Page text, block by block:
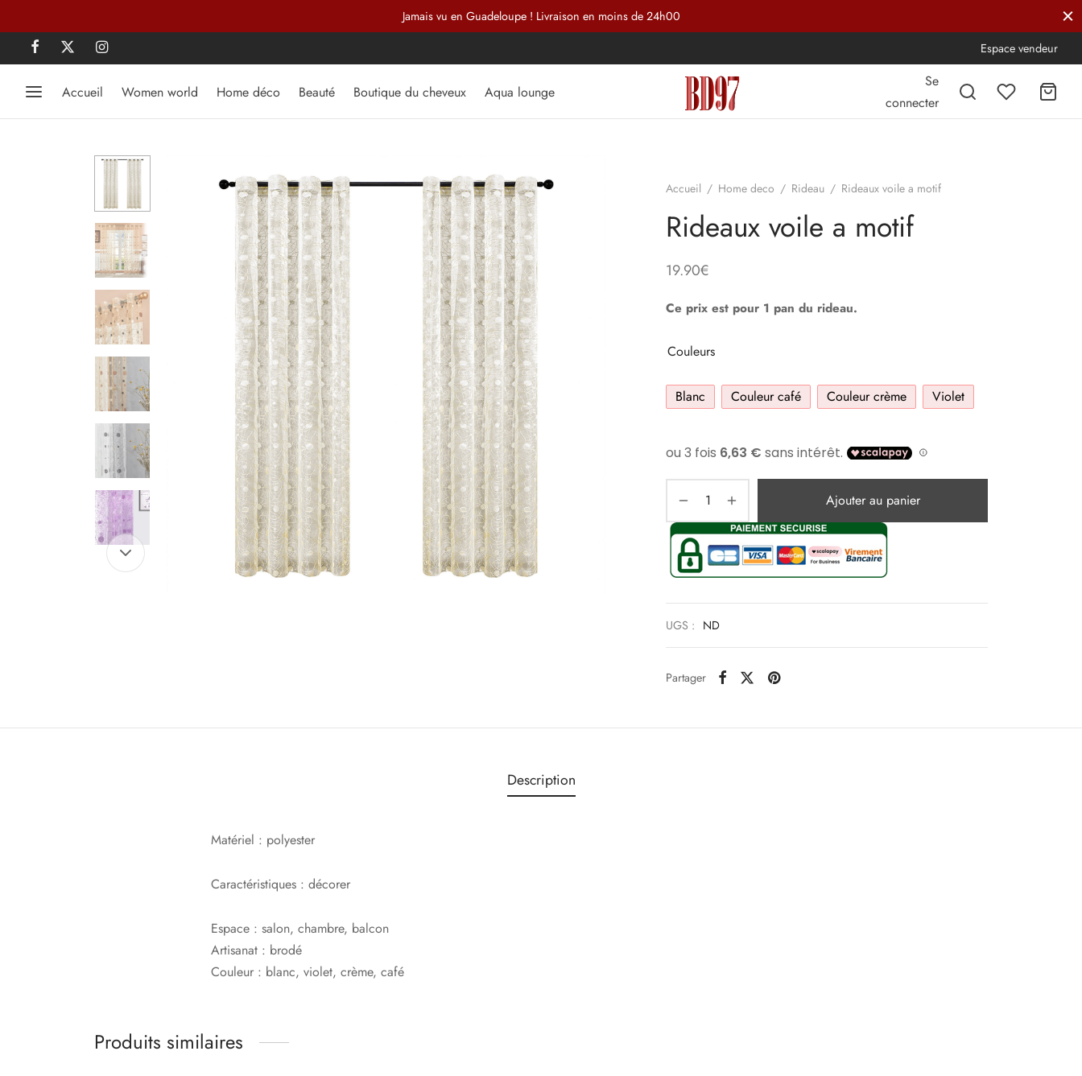
Jamais vu en Guadeloupe ! Livraison en moins de 24h00
Espace vendeur
Accueil Women world Home déco Beauté Boutique du cheveux Aqua lounge
Se
connecter
Accueil / Home deco / Rideau / Rideaux voile a motif
Rideaux voile a motif
19.90€
Ce prix est pour 1 pan du rideau.
Couleurs
Blanc Couleur café Couleur crème Violet
Ajouter au panier
UGS : ND
Partager
Description
Matériel : polyester
Caractéristiques : décorer
Espace : salon, chambre, balcon
Artisanat : brodé
Couleur : blanc, violet, crème, café
Produits similaires